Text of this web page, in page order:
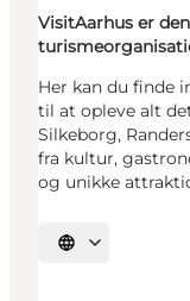
VisitAarhus er
Her kan du finde
til at opleve alt
Silkeborg,
fra kultur,
og unikke
Vælg sprog